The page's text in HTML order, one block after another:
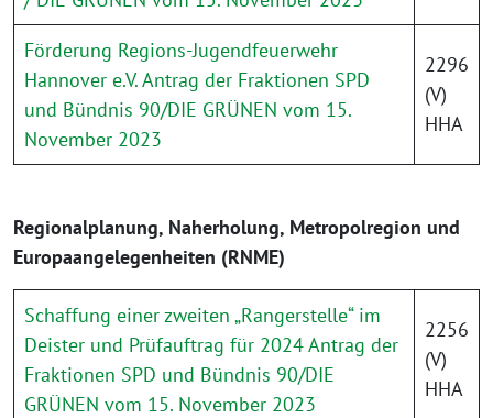
Förderung Regions-Jugendfeuerwehr
Hannover e.V. Antrag der Fraktionen SPD
und Bündnis 90/DIE GRÜNEN vom 15.
November 2023
2296
(V)
HHA
Regionalplanung, Naherholung, Metropolregion und
Europaangelegenheiten (RNME)
Schaffung einer zweiten „Rangerstelle“ im
Deister und Prüfauftrag für 2024 Antrag der
Fraktionen SPD und Bündnis 90/DIE
GRÜNEN vom 15. November 2023
2256
(V)
HHA